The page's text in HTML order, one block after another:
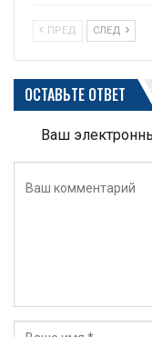
ПРЕД СЛЕД
ОСТАВЬТЕ ОТВЕТ
Ваш